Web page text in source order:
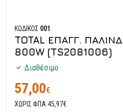
ΚΩΔΙΚΟΣ 001
TOTAL ΕΠΑΓΓ.
800W (TS2081006)
Διαθέσιμο
57,00€
ΧΩΡΙΣ ΦΠΑ 45,97€